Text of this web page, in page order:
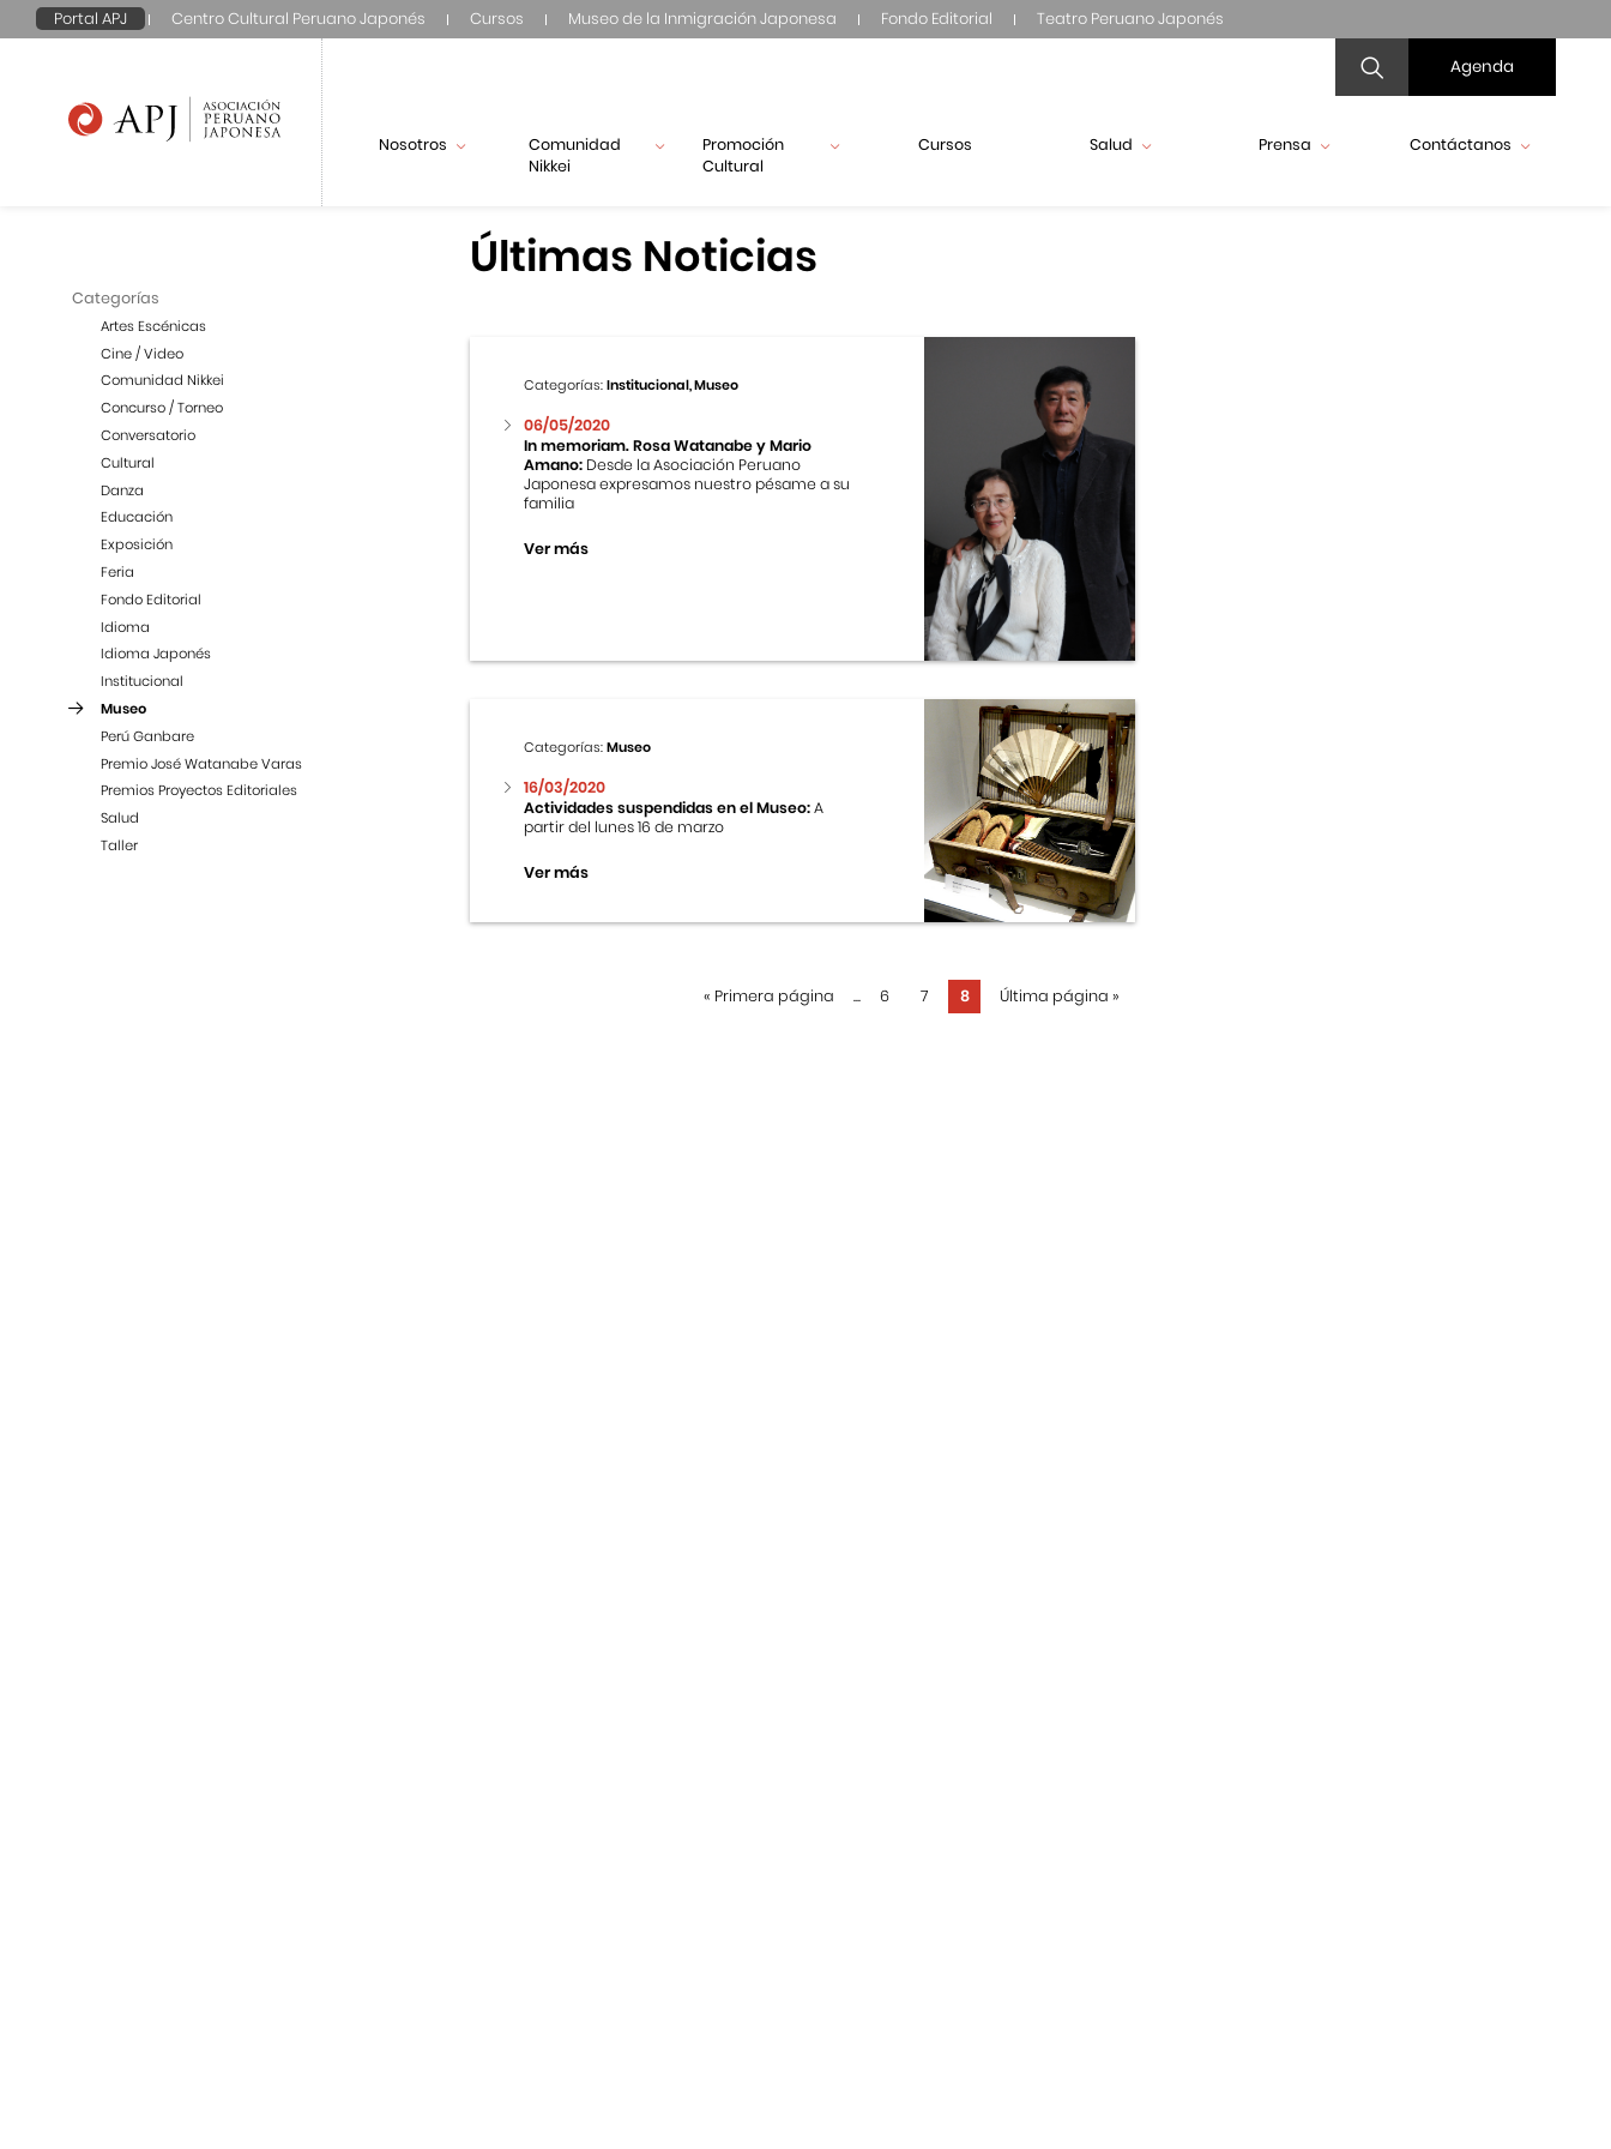
Portal APJ Centro Cultural Peruano Japonés Cursos Museo de la Inmigración Japonesa Fondo Editorial Teatro Peruano Japonés
Agenda
Nosotros
Comunidad
Nikkei
Promoción
Cultural
Cursos Salud Prensa Contáctanos
Categorías
Artes Escénicas
Cine / Video
Comunidad Nikkei
Concurso / Torneo
Conversatorio
Cultural
Danza
Educación
Exposición
Feria
Fondo Editorial
Idioma
Idioma Japonés
Institucional
Museo
Perú Ganbare
Premio José Watanabe Varas
Premios Proyectos Editoriales
Salud
Taller
Últimas Noticias
Categorías:Institucional, Museo
06/05/2020
In memoriam. Rosa Watanabe y Mario
Amano: Desde la Asociación Peruano
Japonesa expresamos nuestro pésame a su
familia
Ver más
Categorías:Museo
16/03/2020
Actividades suspendidas en el Museo:A
partir del lunes 16 de marzo
Ver más
« Primera página ... 6 7 8 Última página »